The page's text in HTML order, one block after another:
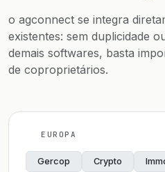
o agconnect se integra
existentes: sem duplicidade
demais softwares, basta
de coproprietários.
EUROPA
Gercop Crypto